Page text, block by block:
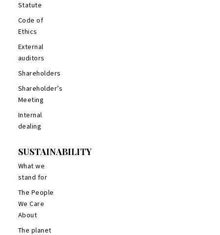
Statute
Code of
Ethics
External
auditors
Shareholders
Shareholder’s
Meeting
Internal
dealing
SUSTAINABILITY
What we
stand for
The People
We Care
About
The planet